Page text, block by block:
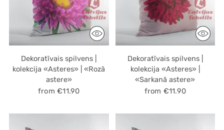
Dekoratīvais spilvens |
kolekcija «Asteres» | «Rozā
astere»
from €11.90
Dekoratīvais spilvens |
kolekcija «Asteres» |
«Sarkanā astere»
from €11.90